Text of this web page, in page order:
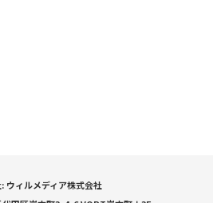
ウィルメディア株式会社